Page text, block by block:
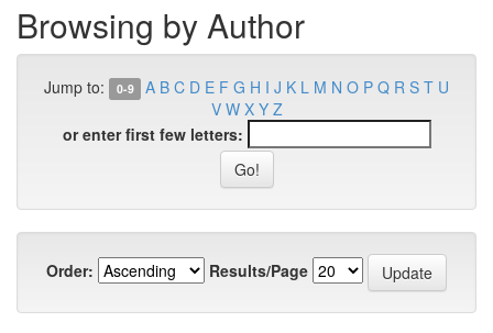
Browsing by Author
Jump to: 0-9 A B C D E F G H I J K L M N O P Q R S T U
V W X Y Z
or enter first few letters:
Order: Results/Page